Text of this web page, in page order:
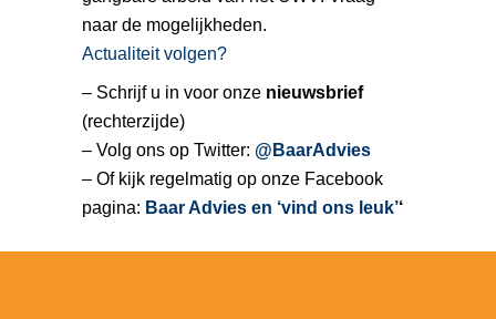
naar de mogelijkheden.
Actualiteit volgen?
– Schrijf u in voor onze nieuwsbrief
(rechterzijde)
– Volg ons op Twitter: @BaarAdvies
– Of kijk regelmatig op onze Facebook
pagina: Baar Advies en ‘vind ons leuk’‘